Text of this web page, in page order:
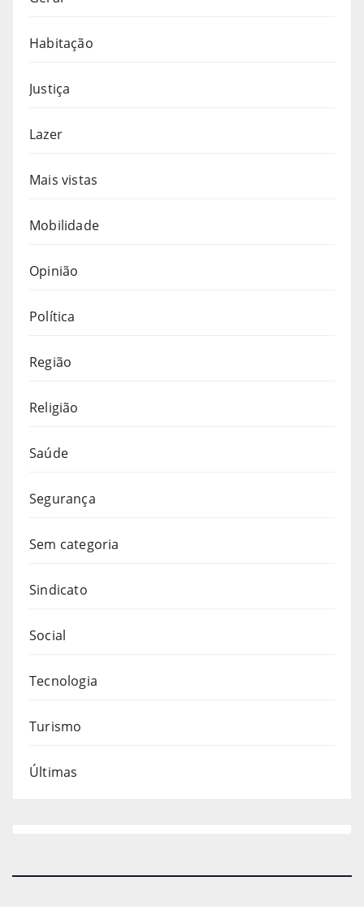
Habitação
Justiça
Lazer
Mais vistas
Mobilidade
Opinião
Política
Região
Religião
Saúde
Segurança
Sem categoria
Sindicato
Social
Tecnologia
Turismo
Últimas